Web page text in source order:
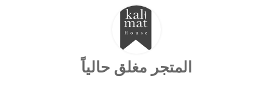
المتجر مغلق حالياً